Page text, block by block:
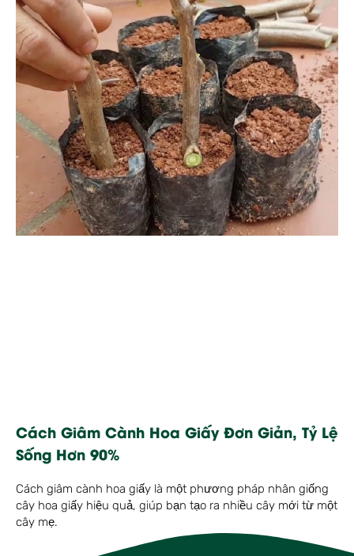
Cách Giâm Cành Hoa Giấy Đơn Giản, Tỷ Lệ
Sống Hơn 90%
Cách giâm cành hoa giấy là một phương pháp nhân giống
cây hoa giấy hiệu quả, giúp bạn tạo ra nhiều cây mới từ một
cây mẹ.